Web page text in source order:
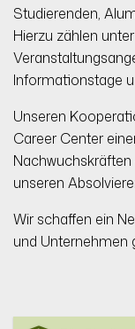
Studierenden,
Hierzu zählen
Informationstage
Unseren
Career Center
unseren
Wir schaffen ein
und Unternehmen